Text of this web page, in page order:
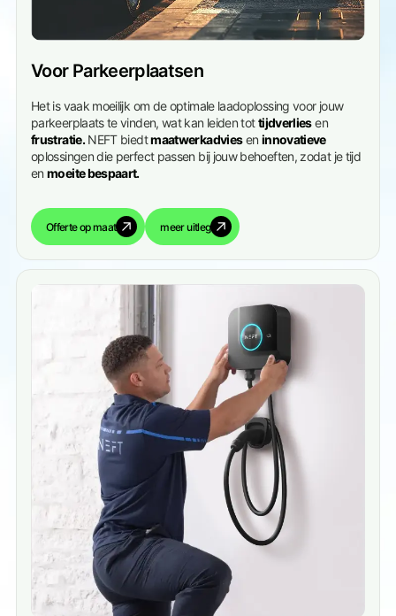
Voor Parkeerplaatsen
Het is vaak moeilijk om de optimale laadoplossing voor jouw
parkeerplaats te vinden, wat kan leiden tottijdverliesen
frustratie.NEFT biedtmaatwerkadviesen innovatieve
oplossingen die perfect passen bij jouw behoeften, zodat je tijd
enmoeite bespaart.
Offerte op maat meer uitleg